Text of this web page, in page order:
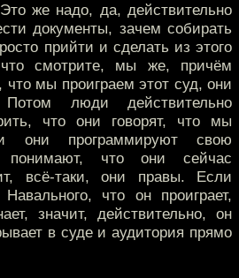
Это же надо, да, действительно
документы, зачем собирать
прийти и сделать из этого
смотрите, мы же, причём
что мы проиграем этот суд, они
люди действительно
что они говорят, что мы
они программируют свою
что они сейчас
всё-таки, они правы. Если
что он проиграет,
значит, действительно, он
в суде и аудитория прямо